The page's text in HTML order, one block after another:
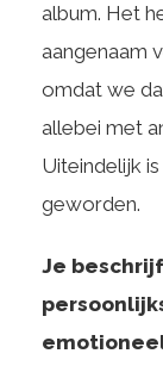
album. Het
aangenaam
omdat we
allebei met
Uiteindelijk
geworden.
Je